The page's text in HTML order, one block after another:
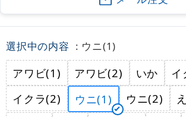
選択中の内容 : ウニ(1)
アワビ(1) アワビ(2) いか
イ
イクラ(2)
ウニ(1) ウニ(2)